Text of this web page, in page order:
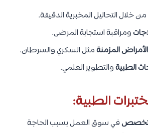
من خلال التحاليل المخبرية الدقيقة.
ومراقبة استجابة المرضى.
المزمنةمثل السكري والسرطان.
الطبيةوالتطوير العلمي.
الطبية:
في سوق العمل بسبب الحاجة